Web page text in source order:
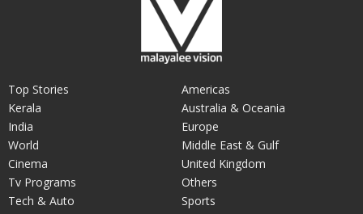
Top Stories
Kerala
India
World
Cinema
Tv Programs
Tech & Auto
Americas
Australia & Oceania
Europe
Middle East & Gulf
United Kingdom
Others
Sports